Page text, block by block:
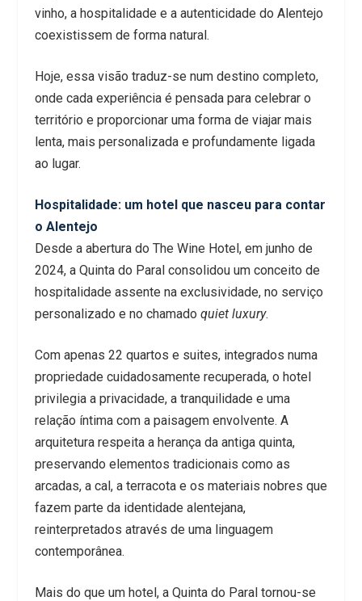
vinho, a hospitalidade e a autenticidade do Alentejo
coexistissem de forma natural.
Hoje, essa visão traduz-se num destino completo,
onde cada experiência é pensada para celebrar o
território e proporcionar uma forma de viajar mais
lenta, mais personalizada e profundamente ligada
ao lugar.
Hospitalidade: um hotel que nasceu para contar
o Alentejo
Desde a abertura do The Wine Hotel, em junho de
2024, a Quinta do Paral consolidou um conceito de
hospitalidade assente na exclusividade, no serviço
personalizado e no chamado quiet luxury.
Com apenas 22 quartos e suites, integrados numa
propriedade cuidadosamente recuperada, o hotel
privilegia a privacidade, a tranquilidade e uma
relação íntima com a paisagem envolvente. A
arquitetura respeita a herança da antiga quinta,
preservando elementos tradicionais como as
arcadas, a cal, a terracota e os materiais nobres que
fazem parte da identidade alentejana,
reinterpretados através de uma linguagem
contemporânea.
Mais do que um hotel, a Quinta do Paral tornou-se